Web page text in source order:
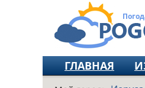
ГЛАВНАЯ